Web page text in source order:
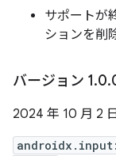
サポートが
ションを削
バージョン 1.0.
2024 年 10 月 2 日